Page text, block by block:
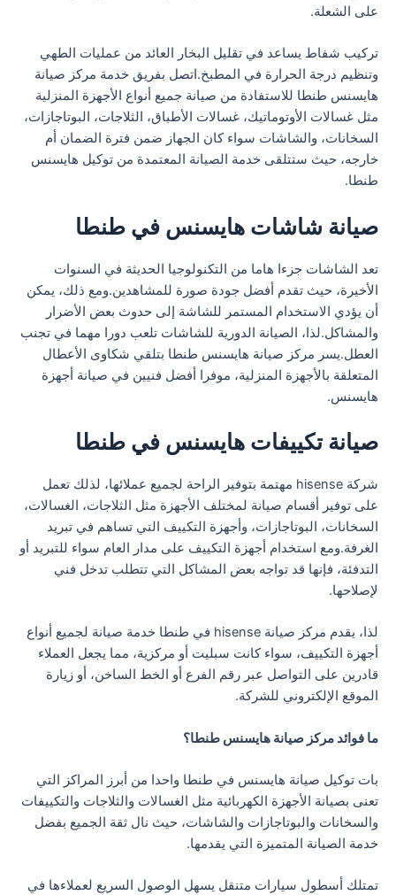
على الشعلة.
تركيب شفاط يساعد في تقليل البخار العائد من عمليات الطهي
وتنظيم درجة الحرارة في المطبخ.اتصل بفريق خدمة مركز صيانة
هايسنس طنطا للاستفادة من صيانة جميع أنواع الأجهزة المنزلية
مثل غسالات الأوتوماتيك، غسالات الأطباق، الثلاجات، البوتاجازات،
السخانات، والشاشات سواء كان الجهاز ضمن فترة الضمان أم
خارجه، حيث ستتلقى خدمة الصيانة المعتمدة من توكيل هايسنس
طنطا.
صيانة شاشات هايسنس في طنطا
تعد الشاشات جزءا هاما من التكنولوجيا الحديثة في السنوات
الأخيرة، حيث تقدم أفضل جودة صورة للمشاهدين.ومع ذلك، يمكن
أن يؤدي الاستخدام المستمر للشاشة إلى حدوث بعض الأضرار
والمشاكل.لذا، الصيانة الدورية للشاشات تلعب دورا مهما في تجنب
العطل.يسر مركز صيانة هايسنس طنطا بتلقي شكاوى الأعطال
المتعلقة بالأجهزة المنزلية، موفرا أفضل فنيين في صيانة أجهزة
هايسنس.
صيانة تكييفات هايسنس في طنطا
شركة hisense مهتمة بتوفير الراحة لجميع عملائها، لذلك تعمل
على توفير أقسام صيانة لمختلف الأجهزة مثل الثلاجات، الغسالات،
السخانات، البوتاجازات، وأجهزة التكييف التي تساهم في تبريد
الغرفة.ومع استخدام أجهزة التكييف على مدار العام سواء للتبريد أو
التدفئة، فإنها قد تواجه بعض المشاكل التي تتطلب تدخل فني
لإصلاحها.
لذا، يقدم مركز صيانة hisense في طنطا خدمة صيانة لجميع أنواع
أجهزة التكييف، سواء كانت سبليت أو مركزية، مما يجعل العملاء
قادرين على التواصل عبر رقم الفرع أو الخط الساخن، أو زيارة
الموقع الإلكتروني للشركة.
ما فوائد مركز صيانة هايسنس طنطا؟
بات توكيل صيانة هايسنس في طنطا واحدا من أبرز المراكز التي
تعنى بصيانة الأجهزة الكهربائية مثل الغسالات والثلاجات والتكييفات
والسخانات والبوتاجازات والشاشات، حيث نال ثقة الجميع بفضل
خدمة الصيانة المتميزة التي يقدمها.
تمتلك أسطول سيارات متنقل يسهل الوصول السريع لعملاءها في